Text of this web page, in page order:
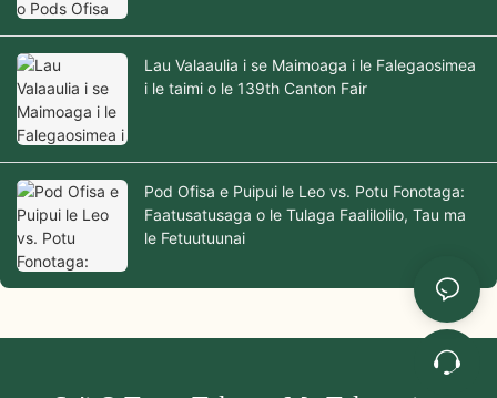
Lau Valaaulia i se Maimoaga i le Falegaosimea
i le taimi o le 139th Canton Fair
Pod Ofisa e Puipui le Leo vs. Potu Fonotaga:
Faatusatusaga o le Tulaga Faalilolilo, Tau ma
le Fetuutuunai